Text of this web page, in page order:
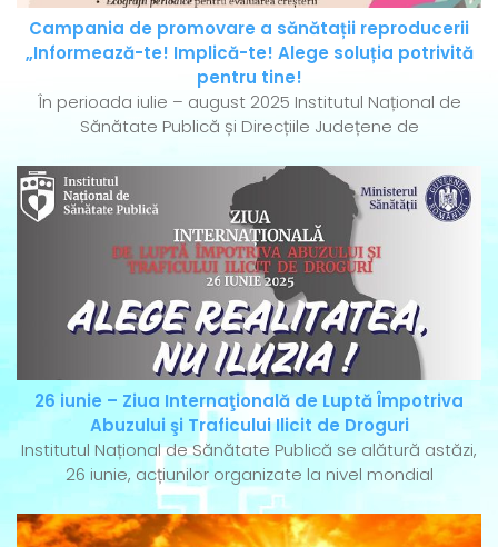
Campania de promovare a sănătații reproducerii
„Informează-te! Implică-te! Alege soluția potrivită
pentru tine!
În perioada iulie – august 2025 Institutul Național de
Sănătate Publică și Direcțiile Județene de
26 iunie – Ziua Internaţională de Luptă Împotriva
Abuzului şi Traficului Ilicit de Droguri
Institutul Național de Sănătate Publică se alătură astăzi,
26 iunie, acțiunilor organizate la nivel mondial